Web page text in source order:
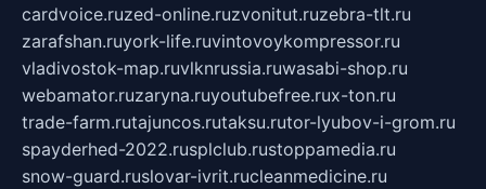
cardvoice.ruzed-online.ruzvonitut.ruzebra-tlt.ru
zarafshan.ruyork-life.ruvintovoykompressor.ru
vladivostok-map.ruvlknrussia.ruwasabi-shop.ru
webamator.ruzaryna.ruyoutubefree.rux-ton.ru
trade-farm.rutajuncos.rutaksu.rutor-lyubov-i-grom.ru
spayderhed-2022.rusplclub.rustoppamedia.ru
snow-guard.ruslovar-ivrit.rucleanmedicine.ru